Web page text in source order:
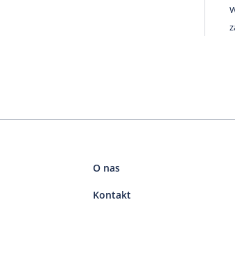
O nas
Kontakt